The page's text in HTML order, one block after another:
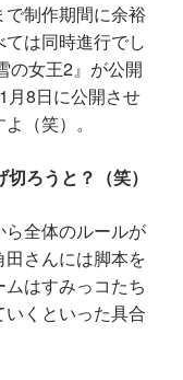
制作期間に余裕
は同時進行でし
の女王2』が公開
月8日に公開させ
（笑）。
ろうと？（笑）
全体のルールが
さんには脚本を
はすみっコたち
くといった具合